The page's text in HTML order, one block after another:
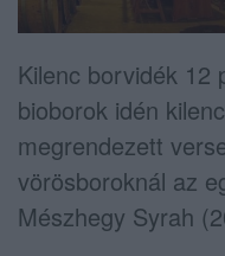
Kilenc borvidék 12
bioborok idén
megrendezett
vörösboroknál az
Mészhegy Syrah